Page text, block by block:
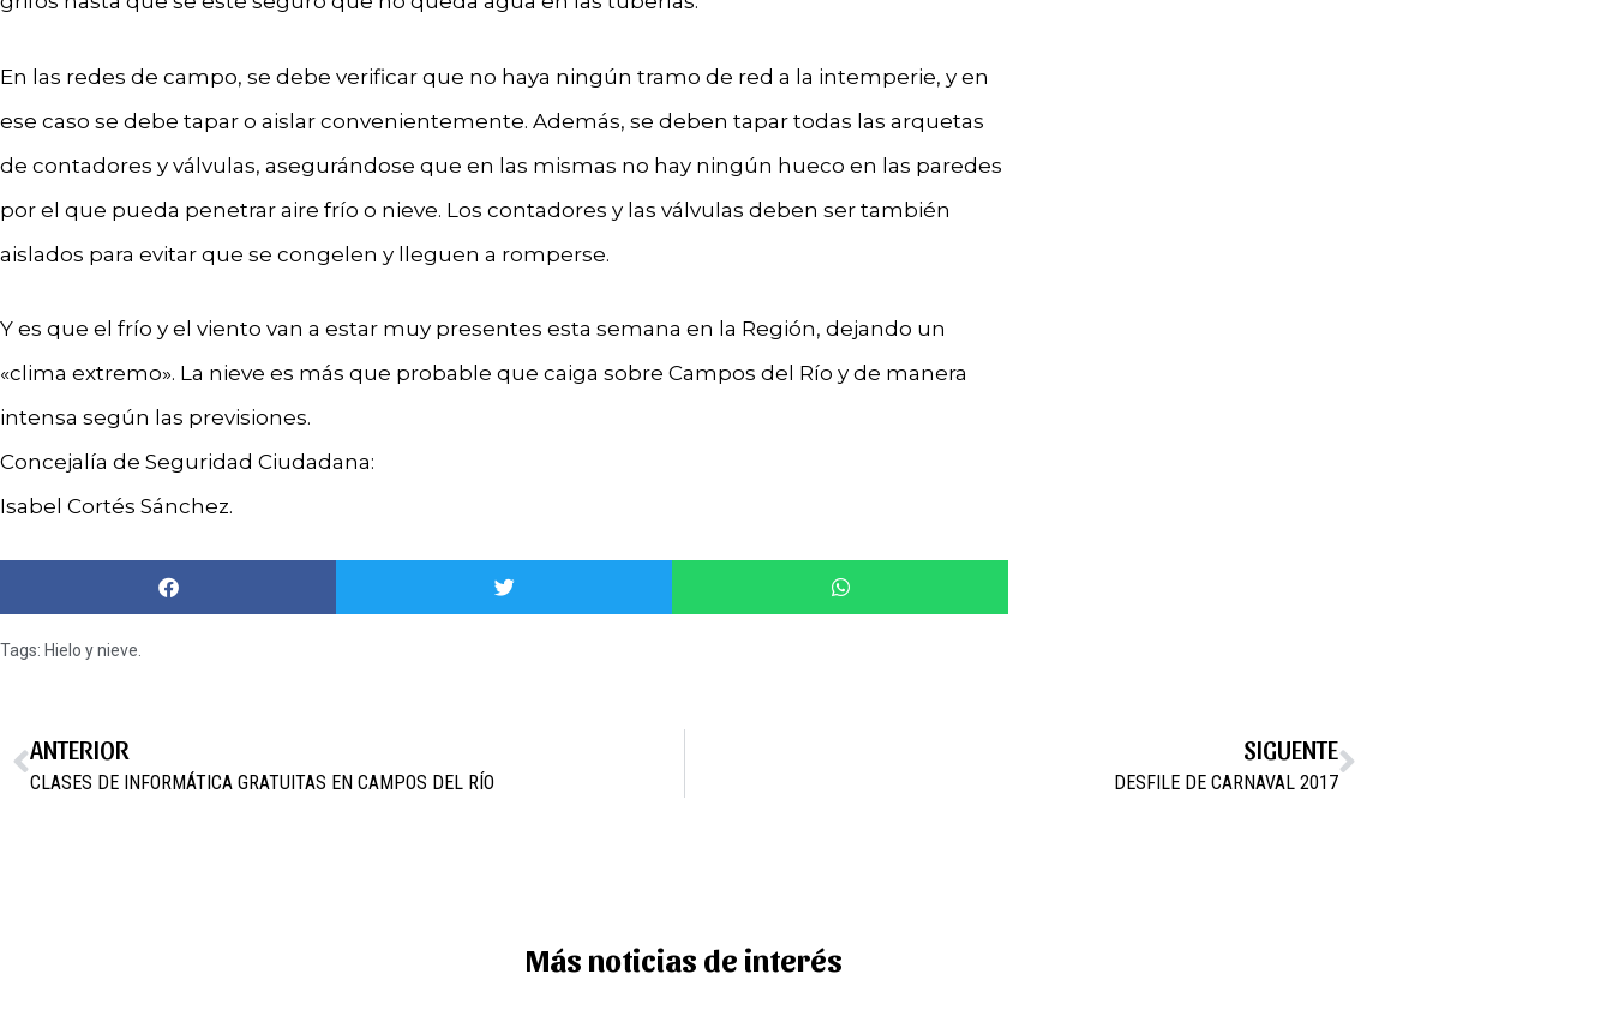
En las redes de campo, se debe verificar que no haya ningún tramo de red a la intemperie, y en
ese caso se debe tapar o aislar convenientemente. Además, se deben tapar todas las arquetas
de contadores y válvulas, asegurándose que en las mismas no hay ningún hueco en las paredes
por el que pueda penetrar aire frío o nieve. Los contadores y las válvulas deben ser también
aislados para evitar que se congelen y lleguen a romperse.
Y es que el frío y el viento van a estar muy presentes esta semana en la Región, dejando un
«clima extremo». La nieve es más que probable que caiga sobre Campos del Río y de manera
intensa según las previsiones.
Concejalía de Seguridad Ciudadana:
Isabel Cortés Sánchez.
Tags: Hielo y nieve.
ANTERIOR
CLASES DE INFORMÁTICA GRATUITAS EN CAMPOS DEL RÍO
SIGUENTE
DESFILE DE CARNAVAL 2017
Más noticias de interés